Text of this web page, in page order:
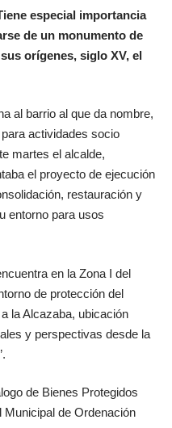
especial importancia
de un monumento de
orígenes, siglo XV, el
al barrio al que da nombre,
actividades socio
martes el alcalde,
el proyecto de ejecución
restauración y
entorno para usos
en la Zona I del
de protección del
la Alcazaba, ubicación
y perspectivas desde la
de Bienes Protegidos
Municipal de Ordenación